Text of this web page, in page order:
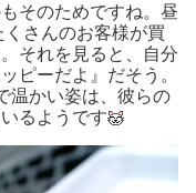
そのためですね。昼
さんのお客様が買
それを見ると、自分
ピーだよ』だそう。
温かい姿は、彼らの
るようです